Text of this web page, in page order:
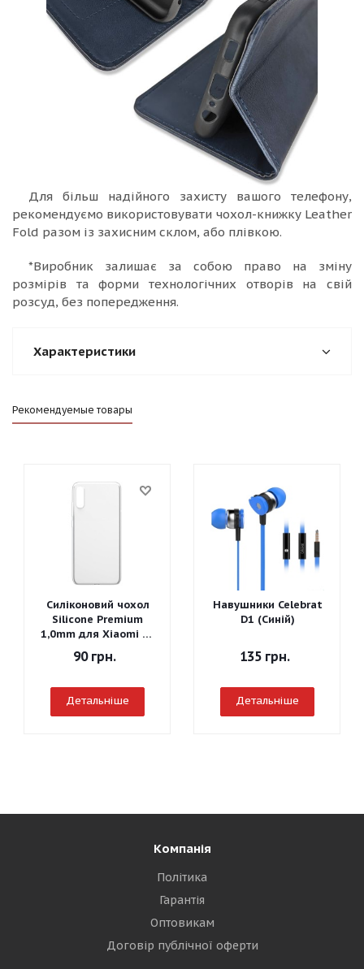
Для більш надійного захисту вашого телефону,
рекомендуємо використовувати чохол-книжку Leather
Fold разом із захисним склом, або плівкою.
*Виробник залишає за собою право на зміну
розмірів та форми технологічних отворів на свій
розсуд, без попередження.
Характеристики
Рекомендуемые товары
Силіконовий чохол
Silicone Premium
1,0mm для Xiaomi Mi
90грн.
Детальніше
Навушники Celebrat
D1 (Синій)
135грн.
Детальніше
Компанія
Політика
Гарантія
Оптовикам
Договір публічної оферти